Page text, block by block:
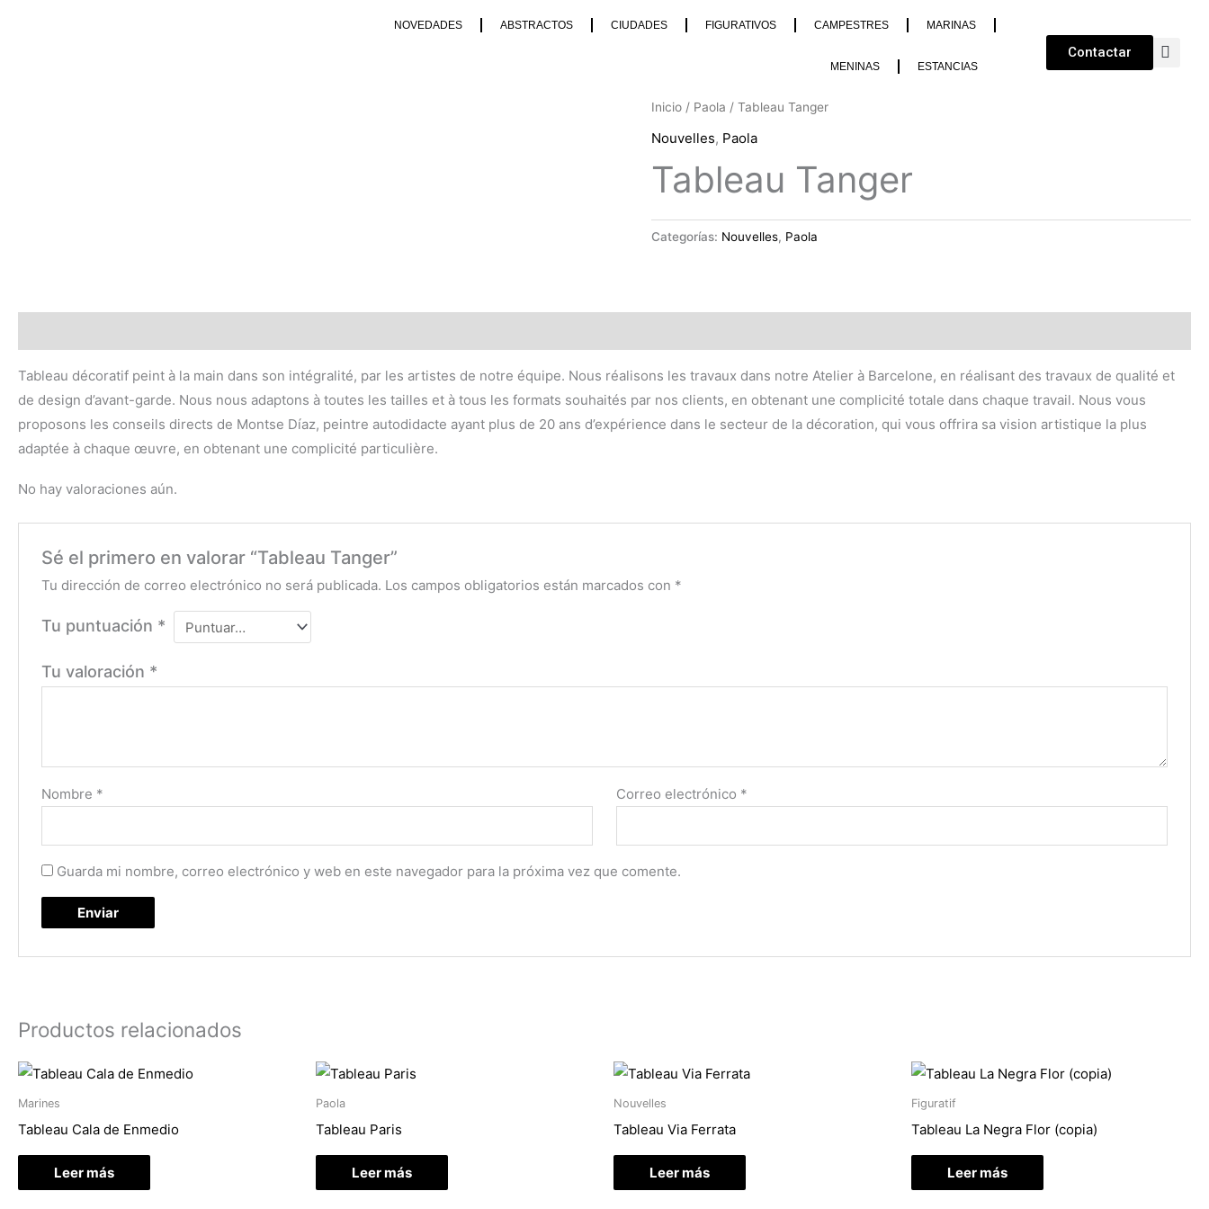
NOVEDADES ABSTRACTOS CIUDADES FIGURATIVOS CAMPESTRES MARINAS
MENINAS ESTANCIAS
Contactar
Inicio / Paola / Tableau Tanger
Nouvelles, Paola
Tableau Tanger
Categorías: Nouvelles, Paola
Tableau décoratif peint à la main dans son intégralité, par les artistes de notre équipe. Nous réalisons les travaux dans notre Atelier à Barcelone, en réalisant des travaux de qualité et
de design d’avant-garde. Nous nous adaptons à toutes les tailles et à tous les formats souhaités par nos clients, en obtenant une complicité totale dans chaque travail. Nous vous
proposons les conseils directs de Montse Díaz, peintre autodidacte ayant plus de 20 ans d’expérience dans le secteur de la décoration, qui vous offrira sa vision artistique la plus
adaptée à chaque œuvre, en obtenant une complicité particulière.
No hay valoraciones aún.
Sé el primero en valorar “Tableau Tanger”
Tu dirección de correo electrónico no será publicada. Los campos obligatorios están marcados con *
Tu puntuación *
Tu valoración *
Nombre * Correo electrónico *
Guarda mi nombre, correo electrónico y web en este navegador para la próxima vez que comente.
Productos relacionados
Marines
Tableau Cala de Enmedio
Leer más
Paola
Tableau Paris
Leer más
Nouvelles
Tableau Via Ferrata
Leer más
Figuratif
Tableau La Negra Flor (copia)
Leer más